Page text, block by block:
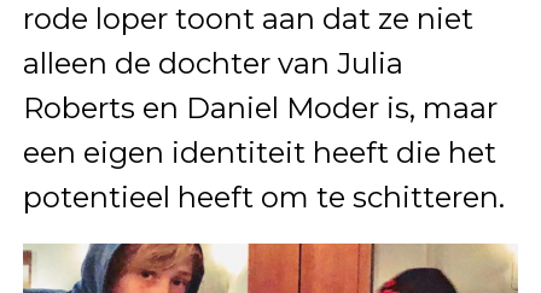
rode loper toont aan dat ze niet
alleen de dochter van Julia
Roberts en Daniel Moder is, maar
een eigen identiteit heeft die het
potentieel heeft om te schitteren.